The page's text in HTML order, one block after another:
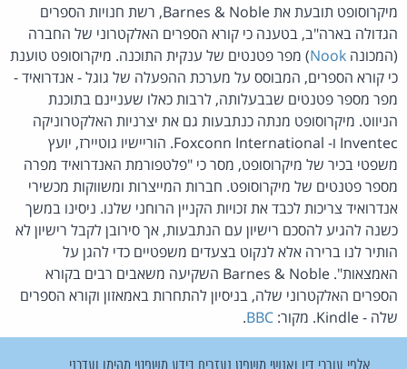
מיקרוסופט תובעת את Barnes & Noble, רשת חנויות הספרים
הגדולה בארה"ב, בטענה כי קורא הספרים האלקטרוני של החברה
(המכונה Nook) מפר פטנטים של ענקית התוכנה. מיקרוסופט טוענת
כי קורא הספרים, המבוסס על מערכת ההפעלה של גוגל - אנדרואיד -
מפר מספר פטנטים שבבעלותה, לרבות כאלו שעניינם בתוכנת
הניווט. מיקרוסופט מנתה כנתבעות גם את יצרניות האלקטרוניקה
Inventec ו- Foxconn International. הוריישיו גוטיירז, יועץ
משפטי בכיר של מיקרוסופט, מסר כי "פלטפורמת האנדרואיד מפרה
מספר פטנטים של מיקרוסופט. חברות המייצרות ומשווקות מכשירי
אנדרואיד צריכות לכבד את זכויות הקניין הרוחני שלנו. ניסינו במשך
כשנה להגיע להסכם רישיון עם הנתבעות, אך סירובן לקבל רישיון לא
הותיר לנו ברירה אלא לנקוט בצעדים משפטיים כדי להגן על
האמצאות". Barnes & Noble השקיעה משאבים רבים בקורא
הספרים האלקטרוני שלה, בניסיון להתחרות באמאזון וקורא הספרים
שלה - Kindle. מקור:
BBC
.